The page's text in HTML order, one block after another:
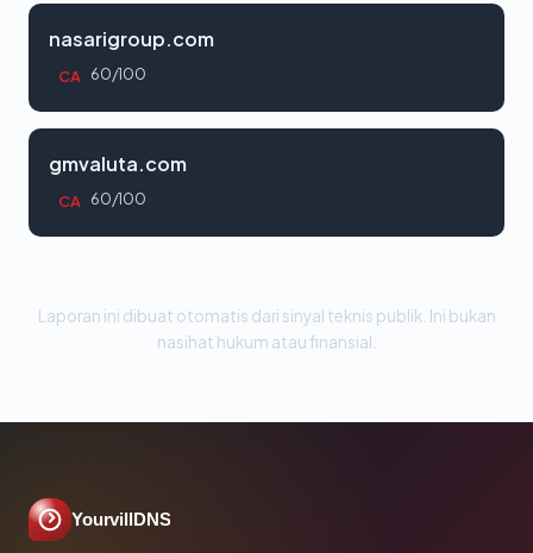
nasarigroup.com
CA 60/100
gmvaluta.com
CA 60/100
Laporan ini dibuat otomatis dari sinyal teknis publik. Ini bukan
nasihat hukum atau finansial.
YourvillDNS